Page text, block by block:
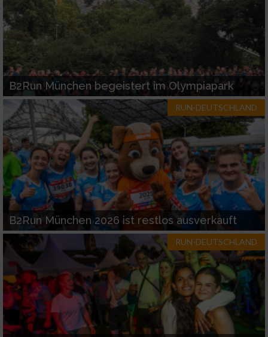
B2Run München begeistert im Olympiapark
RUN-DEUTSCHLAND
B2Run München 2026 ist restlos ausverkauft
RUN-DEUTSCHLAND
Notwendig
Performance
Funktional
Werbung